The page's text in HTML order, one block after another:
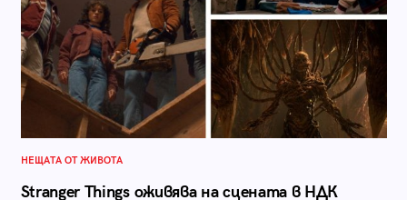
НЕЩАТА ОТ ЖИВОТА
Stranger Things оживява на сцената в НДК